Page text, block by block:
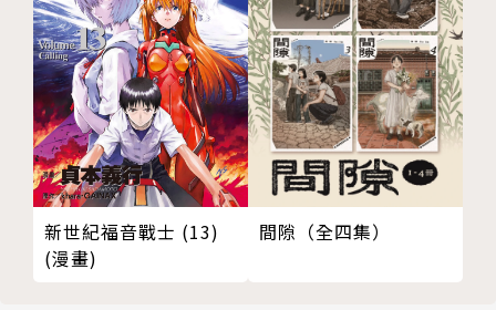
新世紀福音戰士 (13)
(漫畫)
間隙（全四集）